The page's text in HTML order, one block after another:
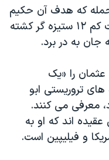
حمله که هدف آن حکیم
الله محسود، رهبر طالبان، بود دست کم ۱۲ ستیزه گر کشته
به در برد.
عثمان را «یک
تروریستی ابو
معرفی می کنند.
عقیده اند که او به
و فیلیپین است.